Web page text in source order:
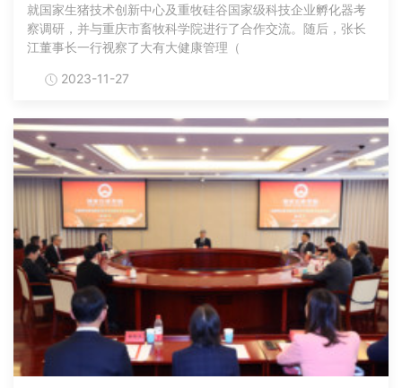
就国家生猪技术创新中心及重牧硅谷国家级科技企业孵化器考
察调研，并与重庆市畜牧科学院进行了合作交流。随后，张长
江董事长一行视察了大有大健康管理（
2023-11-27